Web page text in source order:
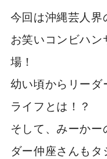
今回は沖縄芸人
お笑いコンビハ
場！
幼い頃からリーダ
ライフとは！？
そして、みーか
ダー仲座さんも